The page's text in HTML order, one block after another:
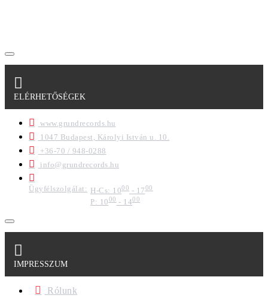
ELÉRHETŐSÉGEK
www.grundrecords.hu
1047 Budapest, Károlyi István u. 10.
+36-70 / 948-0288
info@grundrecords.hu
Ügyfélszolgálat: H-Cs: 1000 - 1700
P: 1000- 1400
IMPRESSZUM
Rólunk